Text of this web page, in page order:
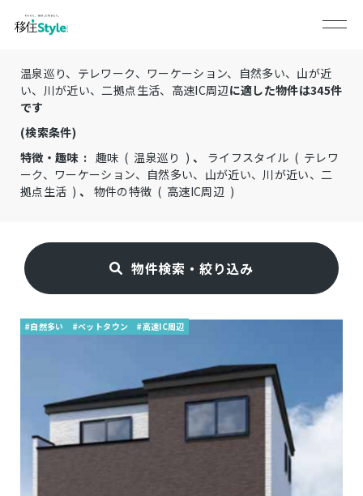
温泉巡り、テレワーク、ワーケーション、自然多い、山が近
い、川が近い、二拠点生活、高速IC周辺に適した物件は345件
です
(検索条件)
特徴・趣味 : 趣味 ( 温泉巡り )、 ライフスタイル ( テレワ
ーク、ワーケーション、自然多い、山が近い、川が近い、二
拠点生活 ) 、 物件の特徴 ( 高速IC周辺 )
物件検索・絞り込み
#自然多い #ベットタウン #高速IC周辺